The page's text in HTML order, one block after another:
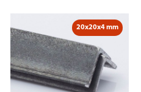
20x20x4 mm